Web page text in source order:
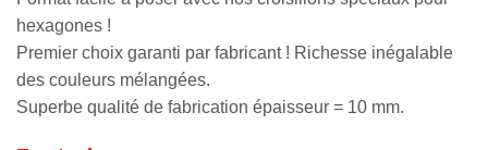
hexagones !
Premier choix garanti par fabricant ! Richesse inégalable
des couleurs mélangées.
Superbe qualité de fabrication épaisseur = 10 mm.